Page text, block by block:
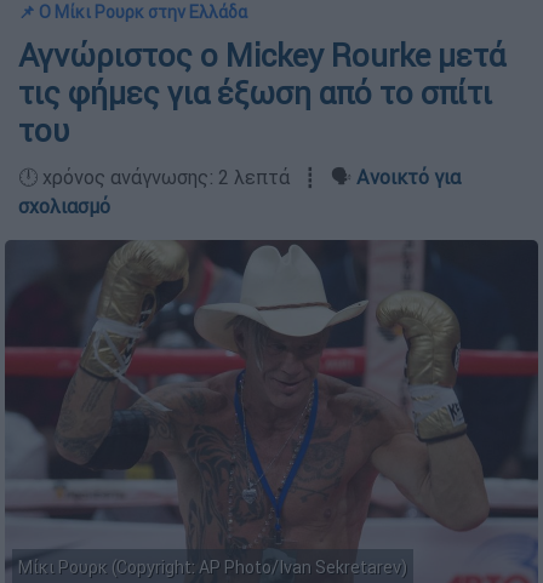
📌 Ο Μίκι Ρουρκ στην Ελλάδα
Αγνώριστος ο Mickey Rourke μετά
τις φήμες για έξωση από το σπίτι
του
🕛 χρόνος ανάγνωσης: 2 λεπτά ┋ 🗣️ Ανοικτό για
σχολιασμό
Μίκι Ρουρκ (Copyright: AP Photo/Ivan Sekretarev)